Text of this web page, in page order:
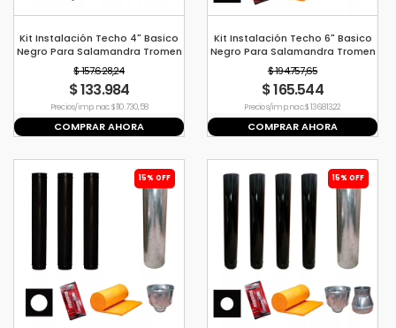
Kit Instalación Techo 4" Basico
Negro Para Salamandra Tromen
$ 157.628,24
$ 133.984
Precio s/imp. nac. $ 110.730,58
COMPRAR AHORA
Kit Instalación Techo 6" Basico
Negro Para Salamandra Tromen
$ 194.757,65
$ 165.544
Precio s/imp. nac. $ 136.813,22
COMPRAR AHORA
15% OFF 15% OFF